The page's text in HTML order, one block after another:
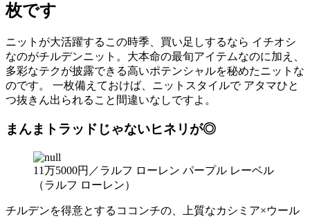
枚です
ニットが大活躍するこの時季、買い足しするなら イチオシ
なのがチルデンニット。大本命の最旬アイテムなのに加え、
多彩なテクが披露できる高いポテンシャルを秘めたニットな
のです。 一枚備えておけば、ニットスタイルで アタマひと
つ抜きん出られること間違いなしですよ。
まんまトラッドじゃないヒネリが◎
11万5000円／ラルフ ローレン パープル レーベル
（ラルフ ローレン）
チルデンを得意とするココンチの、上質なカシミア×ウール